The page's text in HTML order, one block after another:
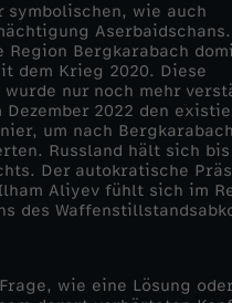
symbolischen, wie auch
Region Bergkarabach
dem Krieg 2020. Diese
nur noch mehr
2022 den
um nach
Russland hält sich
Der autokratische
Aliyev fühlt sich im
des
wie eine Lösung oder